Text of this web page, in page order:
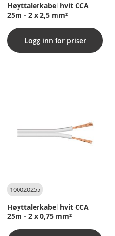
Høyttalerkabel hvit CCA
25m - 2 x 2,5 mm²
Logg inn for priser
100020255
Høyttalerkabel hvit CCA
25m - 2 x 0,75 mm²